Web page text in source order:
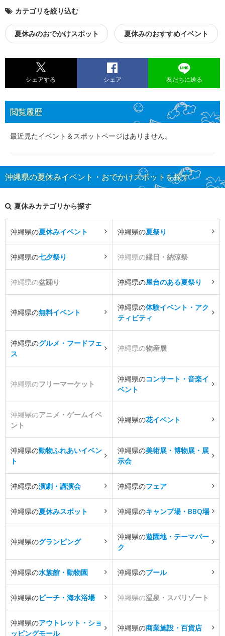
カテゴリを絞り込む
夏休みのおでかけスポット 夏休みのおすすめイベント
シェアする シェア 友だちに送る
閲覧履歴
最近見たイベント＆スポットページはありません。
沖縄県の夏休みイベント・おでかけスポットを探す
夏休みカテゴリから探す
沖縄県の夏休みイベント 沖縄県の夏祭り
沖縄県の七夕祭り 沖縄県の縁日・納涼祭
沖縄県の盆踊り 沖縄県の屋台のある夏祭り
沖縄県の無料イベント
沖縄県の体験イベント・アク
ティビティ
沖縄県のグルメ・フードフェ
ス
沖縄県の物産展
沖縄県のフリーマーケット
沖縄県のコンサート・音楽イ
ベント
沖縄県のアニメ・ゲームイベ
ント
沖縄県の花イベント
沖縄県の動物ふれあいイベン
ト
沖縄県の美術展・博物展・展
示会
沖縄県の演劇・講演会 沖縄県のフェア
沖縄県の夏休みスポット 沖縄県のキャンプ場・BBQ場
沖縄県のグランピング
沖縄県の遊園地・テーマパー
ク
沖縄県の水族館・動物園 沖縄県のプール
沖縄県のビーチ・海水浴場 沖縄県の温泉・スパリゾート
沖縄県のアウトレット・ショ
ッピングモール
沖縄県の商業施設・百貨店